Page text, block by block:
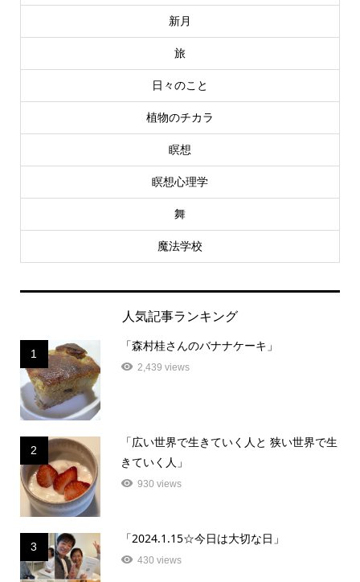
新月
旅
日々のこと
植物のチカラ
瞑想
瞑想心理学
舞
魔法学校
人気記事ランキング
1
「森村桂さんのバナナケーキ」
2,439 views
2
「広い世界で生きていく人と 狭い世界で生
きていく人」
930 views
3
「2024.1.15☆今日は大切な日」
430 views